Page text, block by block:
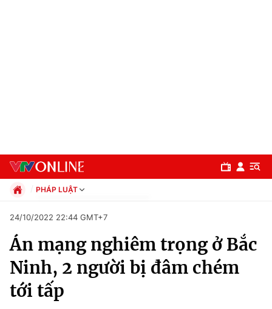
Chuyên mục
Chính trị
PHÁP LUẬT
Xã hội
Pháp luật
Kinh tế
Thể thao
Truyền hình
Văn hóa - Giải trí
24/10/2022 22:44 GMT+7
Án mạng nghiêm trọng ở Bắc
Ninh, 2 người bị đâm chém
tới tấp